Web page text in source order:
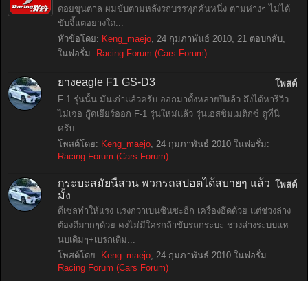
ดอยขุนตาล ผมขับตามหลังรถบรรทุกคันหนึ่ง ตามห่างๆ ไม่ได้
ขับจี้แต่อย่างใด...
หัวข้อโดย: Keng_maejo, 24 กุมภาพันธ์ 2010, 21 ตอบกลับ,
ในฟอรั่ม: Racing Forum (Cars Forum)
โพสต์
ยางeagle F1 GS-D3
F-1 รุ่นนั้น มันเก่าแล้วครับ ออกมาตั้งหลายปีแล้ว ถึงได้หารีวิว
ไม่เจอ กู๊ดเยียร์ออก F-1 รุ่นใหม่แล้ว รุ่นเอสซิมเมติกซ์ ดูที่นี่
ครับ...
โพสต์โดย: Keng_maejo, 24 กุมภาพันธ์ 2010 ในฟอรั่ม:
Racing Forum (Cars Forum)
โพสต์
กระบะสมัยนี้สวน พวกรถสปอตได้สบายๆ แล้ว
มั้ง
ดีเซลทำให้แรง แรงกว่าเบนซินซะอีก เครื่องอึดด้วย แต่ช่วงล่าง
ต้องดีมากๆด้วย คงไม่มีใครกล้าขับรถกระบะ ช่วงล่างระบบแห
นบเดิมๆ+เบรกเดิม...
โพสต์โดย: Keng_maejo, 24 กุมภาพันธ์ 2010 ในฟอรั่ม:
Racing Forum (Cars Forum)